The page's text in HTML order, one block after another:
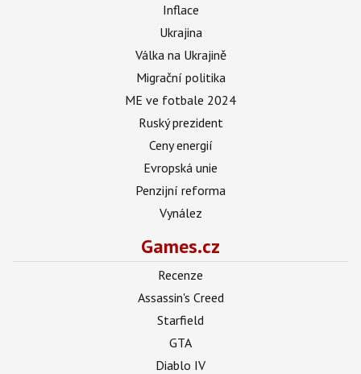
Inflace
Ukrajina
Válka na Ukrajině
Migrační politika
ME ve fotbale 2024
Ruský prezident
Ceny energií
Evropská unie
Penzijní reforma
Vynález
Games.cz
Recenze
Assassin's Creed
Starfield
GTA
Diablo IV